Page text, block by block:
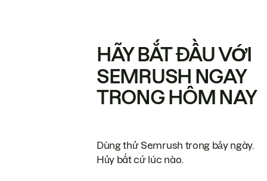
HÃY BẮT ĐẦU VỚI
SEMRUSH NGAY
TRONG HÔM NAY
Dùng thử Semrush trong bảy ngày.
Hủy bất cứ lúc nào.